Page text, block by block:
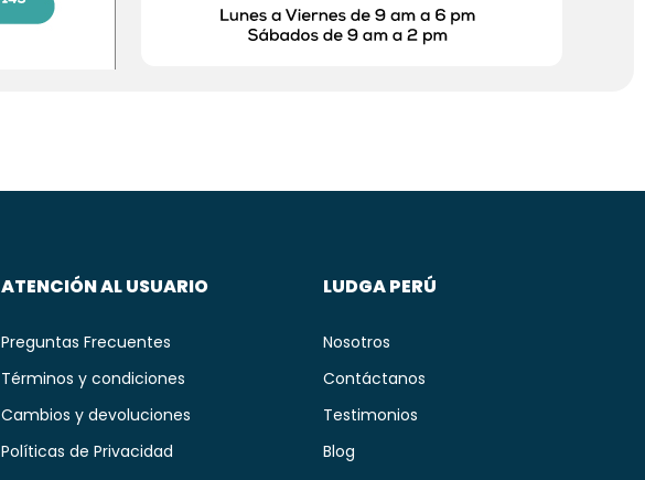
ATENCIÓN AL USUARIO
Preguntas Frecuentes
Términos y condiciones
Cambios y devoluciones
Políticas de Privacidad
LUDGA PERÚ
Nosotros
Contáctanos
Testimonios
Blog